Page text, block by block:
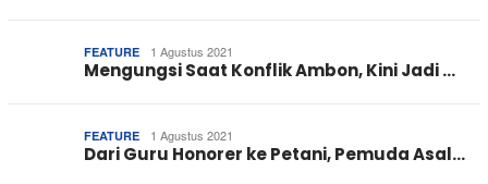
FEATURE 1 Agustus 2021
Mengungsi Saat Konflik Ambon, Kini Jadi …
FEATURE 1 Agustus 2021
Dari Guru Honorer ke Petani, Pemuda Asal…